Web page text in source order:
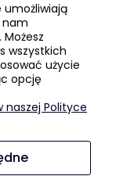
umożliwiają
nam
wszystkich
użycie
opcję
naszej Polityce